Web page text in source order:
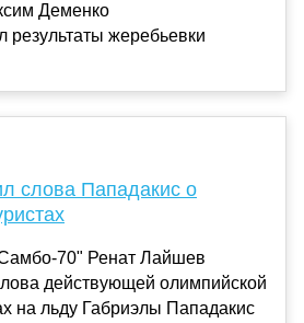
Деменко
результаты жеребьевки
слова Пападакис о
70" Ренат Лайшев
действующей олимпийской
на льду Габриэлы Пападакис